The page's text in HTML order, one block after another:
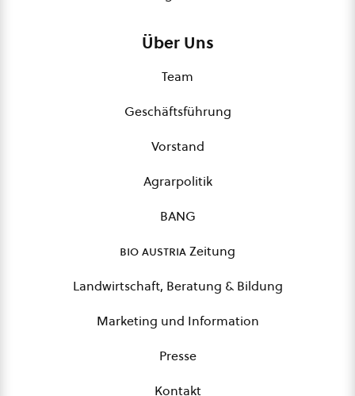
Über Uns
Team
Geschäftsführung
Vorstand
Agrarpolitik
BANG
bio austriaZeitung
Landwirtschaft, Beratung & Bildung
Marketing und Information
Presse
Kontakt